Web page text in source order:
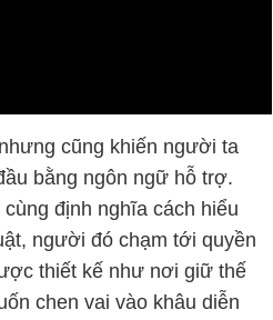
cũng khiến người ta
bằng ngôn ngữ hỗ trợ.
định nghĩa cách hiểu
người đó chạm tới quyền
thiết kế như nơi giữ thế
chen vai vào khâu diễn